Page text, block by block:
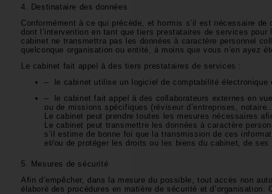
4. Destinataire des données
Conformément à ce qui précède, et hormis s’il est nécessaire
dont l’intervention en tant que tiers prestataires de services
cabinet ne transmettra pas les données à caractère personnel
quelconque organisation ou entité, à moins que vous n’en ayez
Le cabinet fait appel à des tiers prestataires de services :
– le cabinet utilise un logiciel de comptabilité électronique
– le cabinet fait appel à des collaborateurs externes en
ou de missions spécifiques (réviseur d’entreprises,
Le cabinet peut prendre toutes les mesures nécessaires
Le cabinet peut transmettre les données à caractère
s’il estime de bonne foi que la transmission de ces
et/ou de protéger les droits ou les biens du cabinet, de
5. Mesures de sécurité
Afin d’empêcher, dans la mesure du possible, tout accès non
élaboré des procédures en matière de sécurité et